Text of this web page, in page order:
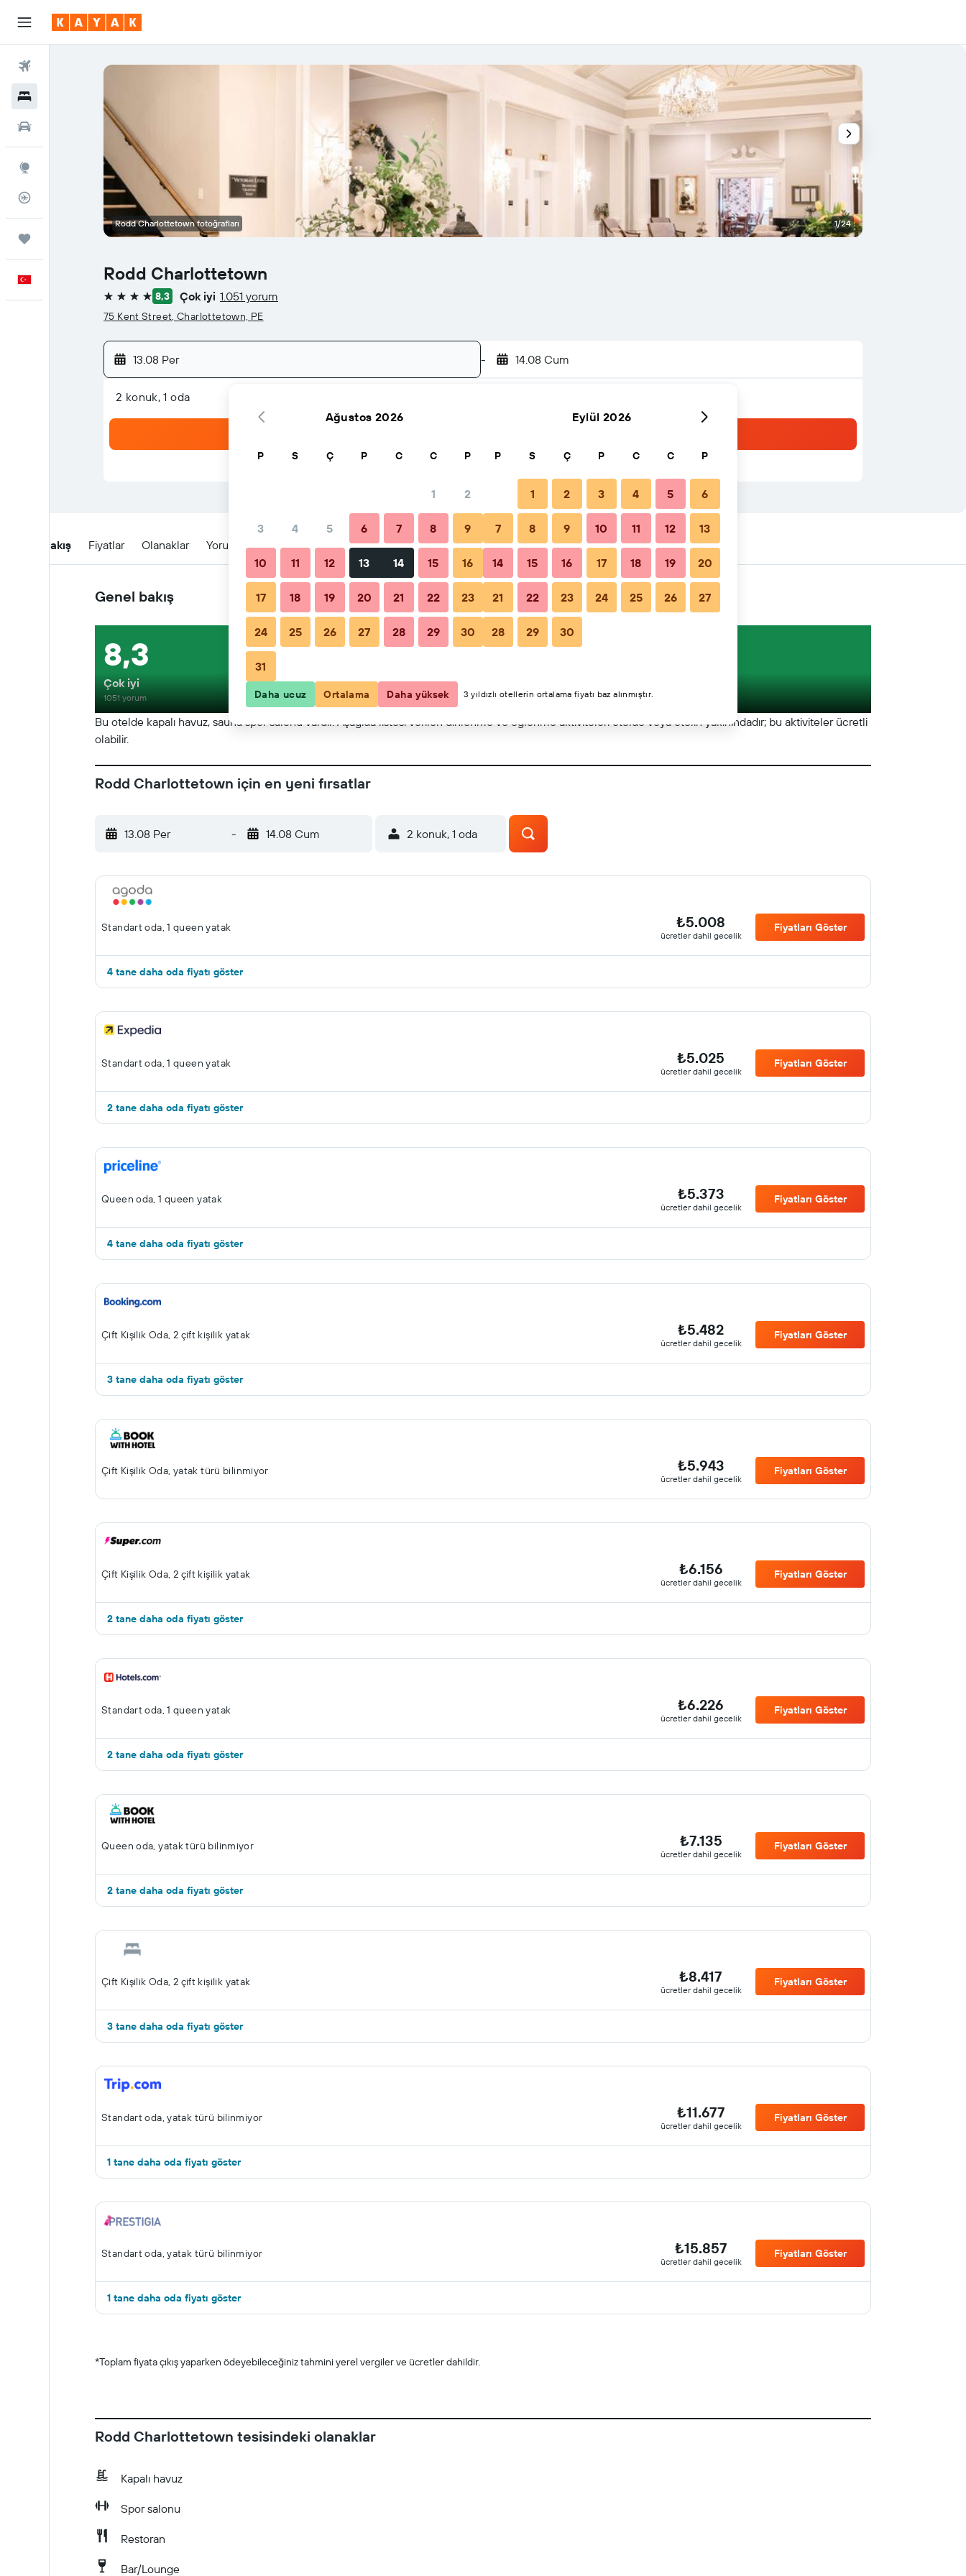
Uçuş Takipçisi
Rodd Charlottetown
4 yıldız 8,3 Çok iyi 1.051 yorum
75 Kent Street, Charlottetown, PE
13.08 Per - 14.08 Cum
2 konuk, 1 oda
Rodd Charlottetown fotoğrafları 1/24
Genel Bakış Fiyatlar Olanaklar Yorumlar Konum İpuçları ve SSS Yakındaki tesisler
Genel bakış
Bu otelde kapalı havuz, sauna spor salonu vardır. Aşağıda listesi verilen dinlenme ve eğlenme aktiviteleri otelde veya otelin yakınındadır; bu aktiviteler ücretli
olabilir.
8,3
Çok iyi
1051 yorum
Haritada göster
Rodd Charlottetown için en yeni fırsatlar
13.08 Per - 14.08 Cum 2 konuk, 1 oda
Standart oda, 1 queen yatak ₺5.008
ücretler dahil gecelik
Fiyatları Göster
4 tane daha oda fiyatı göster
Standart oda, 1 queen yatak ₺5.025
ücretler dahil gecelik
Fiyatları Göster
2 tane daha oda fiyatı göster
Queen oda, 1 queen yatak ₺5.373
ücretler dahil gecelik
Fiyatları Göster
4 tane daha oda fiyatı göster
Çift ​Kişilik Oda, 2 çift kişilik yatak ₺5.482
ücretler dahil gecelik
Fiyatları Göster
3 tane daha oda fiyatı göster
Çift ​Kişilik Oda, yatak türü bilinmiyor ₺5.943
ücretler dahil gecelik
Fiyatları Göster
Çift ​Kişilik Oda, 2 çift kişilik yatak ₺6.156
ücretler dahil gecelik
Fiyatları Göster
2 tane daha oda fiyatı göster
Standart oda, 1 queen yatak ₺6.226
ücretler dahil gecelik
Fiyatları Göster
2 tane daha oda fiyatı göster
Queen oda, yatak türü bilinmiyor ₺7.135
ücretler dahil gecelik
Fiyatları Göster
2 tane daha oda fiyatı göster
Çift ​Kişilik Oda, 2 çift kişilik yatak ₺8.417
ücretler dahil gecelik
Fiyatları Göster
3 tane daha oda fiyatı göster
Standart oda, yatak türü bilinmiyor ₺11.677
ücretler dahil gecelik
Fiyatları Göster
1 tane daha oda fiyatı göster
Standart oda, yatak türü bilinmiyor ₺15.857
ücretler dahil gecelik
Fiyatları Göster
1 tane daha oda fiyatı göster
*Toplam fiyata çıkış yaparken ödeyebileceğiniz tahmini yerel vergiler ve ücretler dahildir.
Rodd Charlottetown tesisindeki olanaklar
Kapalı havuz
Spor salonu
Restoran
Bar/Lounge
Ağustos 2026
P S Ç P C C P
1 2
3 4 5 6 7 8 9
10 11 12 13 14 15 16
17 18 19 20 21 22 23
24 25 26 27 28 29 30
31
Eylül 2026
P S Ç P C C P
1 2 3 4 5 6
7 8 9 10 11 12 13
14 15 16 17 18 19 20
21 22 23 24 25 26 27
28 29 30
Daha ucuz Ortalama Daha yüksek 3 yıldızlı otellerin ortalama fiyatı baz alınmıştır.